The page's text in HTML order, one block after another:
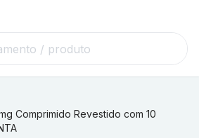
Comprimido Revestido com 10